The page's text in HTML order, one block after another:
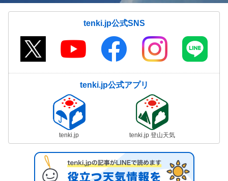
tenki.jp公式SNS
tenki.jp公式アプリ
tenki.jp tenki.jp 登山天気